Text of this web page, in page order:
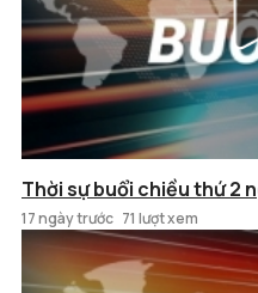
Thời sự buổi chiều thứ 2
17 ngày trước 71 lượt xem